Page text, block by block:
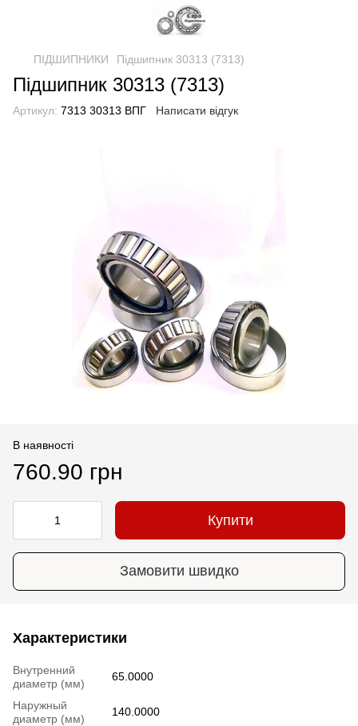
ПІДШИПНИКИ Підшипник 30313 (7313)
Підшипник 30313 (7313)
Артикул: 7313 30313 ВПГ Написати відгук
В наявності
760.90 грн
Купити
Замовити швидко
Характеристики
Внутренний
диаметр (мм)
65.0000
Наружный
диаметр (мм)
140.0000